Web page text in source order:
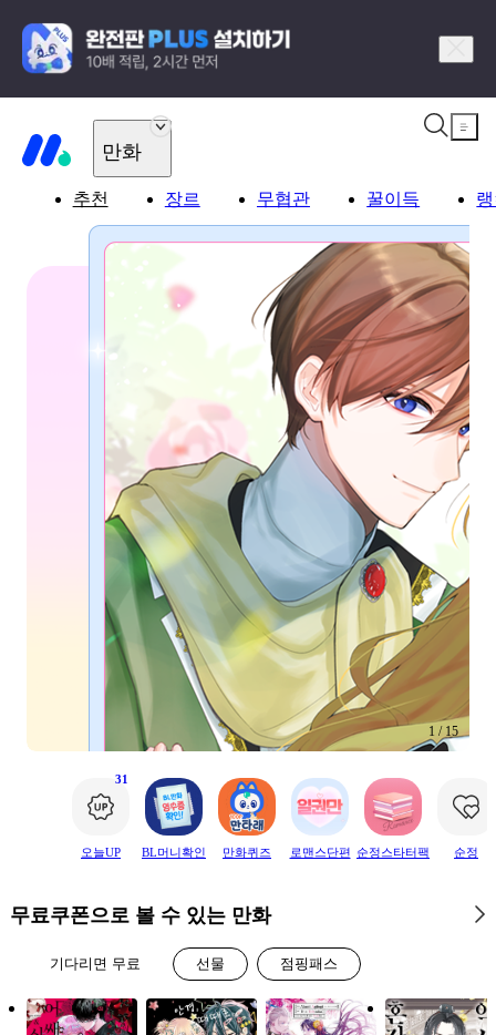
만화
추천 장르 무협관 꿀이득
2 / 15
31
오늘UP BL머니확인 만화퀴즈 로맨스단편 순정스타터팩 순정
무료쿠폰으로 볼 수 있는 만화
기다리면 무료 선물 점핑패스